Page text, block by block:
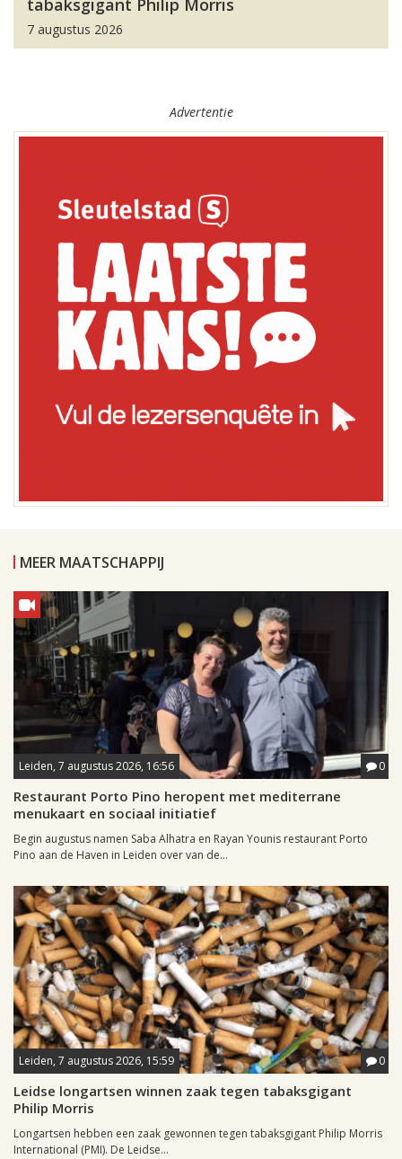
tabaksgigant Philip Morris
7 augustus 2026
Advertentie
MEER MAATSCHAPPIJ
Leiden, 7 augustus 2026, 16:56 0
Restaurant Porto Pino heropent met mediterrane
menukaart en sociaal initiatief
Begin augustus namen Saba Alhatra en Rayan Younis restaurant Porto
Pino aan de Haven in Leiden over van de...
Leiden, 7 augustus 2026, 15:59 0
Leidse longartsen winnen zaak tegen tabaksgigant
Philip Morris
Longartsen hebben een zaak gewonnen tegen tabaksgigant Philip Morris
International (PMI). De Leidse...